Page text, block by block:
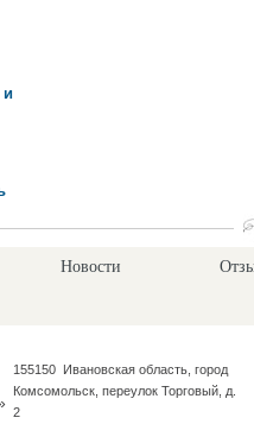
и
Новости
155150 Ивановская область, город
Комсомольск, переулок Торговый, д.
2